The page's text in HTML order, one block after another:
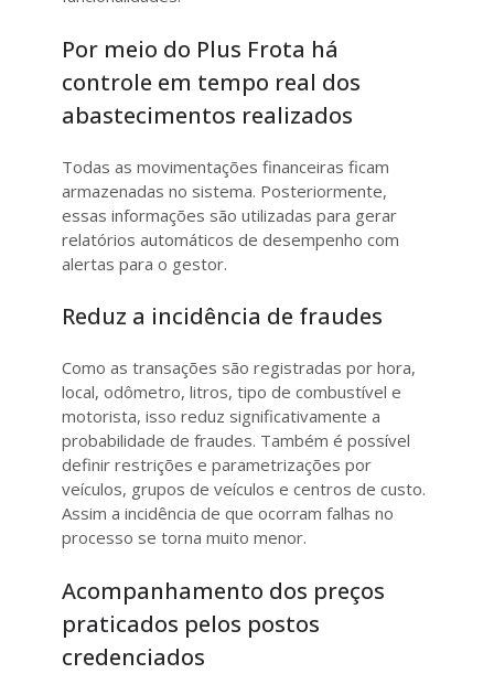
Por meio do Plus Frota há
controle em tempo real dos
abastecimentos realizados
Todas as movimentações financeiras ficam
armazenadas no sistema. Posteriormente,
essas informações são utilizadas para gerar
relatórios automáticos de desempenho com
alertas para o gestor.
Reduz a incidência de fraudes
Como as transações são registradas por hora,
local, odômetro, litros, tipo de combustível e
motorista, isso reduz significativamente a
probabilidade de fraudes. Também é possível
definir restrições e parametrizações por
veículos, grupos de veículos e centros de custo.
Assim a incidência de que ocorram falhas no
processo se torna muito menor.
Acompanhamento dos preços
praticados pelos postos
credenciados